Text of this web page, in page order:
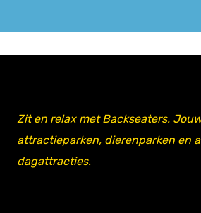
Zit en relax met Backseaters.
attractieparken, dierenparken en
dagattracties.